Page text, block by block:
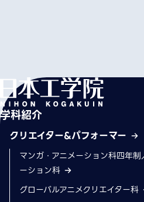
学科紹介
クリエイター&パフォーマー
マンガ・アニメーション科四年
ーション科
グローバルアニメクリエイター科